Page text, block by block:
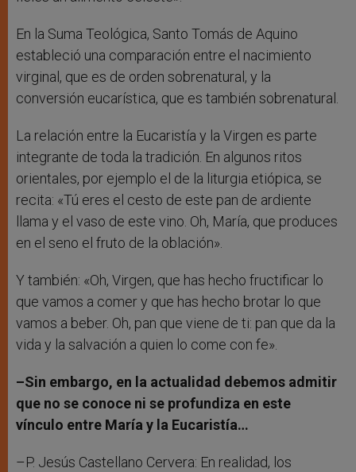
En la Suma Teológica, Santo Tomás de Aquino
estableció una comparación entre el nacimiento
virginal, que es de orden sobrenatural, y la
conversión eucarística, que es también sobrenatural.
La relación entre la Eucaristía y la Virgen es parte
integrante de toda la tradición. En algunos ritos
orientales, por ejemplo el de la liturgia etiópica, se
recita: «Tú eres el cesto de este pan de ardiente
llama y el vaso de este vino. Oh, María, que produces
en el seno el fruto de la oblación».
Y también: «Oh, Virgen, que has hecho fructificar lo
que vamos a comer y que has hecho brotar lo que
vamos a beber. Oh, pan que viene de ti: pan que da la
vida y la salvación a quien lo come con fe».
–Sin embargo, en la actualidad debemos admitir
que no se conoce ni se profundiza en este
vínculo entre María y la Eucaristía…
–P. Jesús Castellano Cervera: En realidad, los